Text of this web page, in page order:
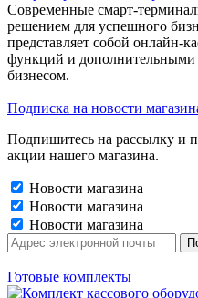
Современные смарт-
решением для успешного
представляет собой онлайн-
функций и дополнительными
бизнесом.
Подписка на новости
Подпишитесь на рассылку и
акции нашего магазина.
Новости магазина
Новости магазина
Новости магазина
Готовые комплекты